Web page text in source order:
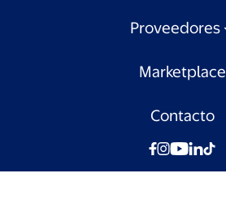
Proveedores
Marketplace
Contacto